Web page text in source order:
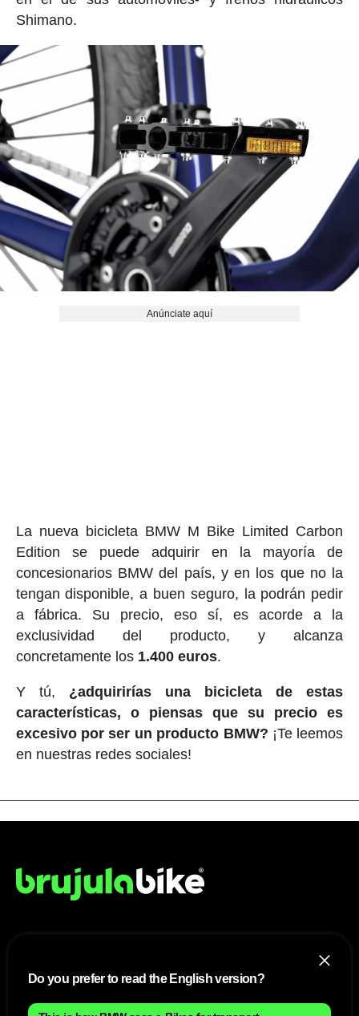
Shimano.
Anúnciate aquí
La nueva bicicleta BMW M Bike Limited Carbon
Edition se puede adquirir en la mayoría de
concesionarios BMW del país, y en los que no la
tengan disponible, a buen seguro, la podrán pedir
a fábrica. Su precio, eso sí, es acorde a la
exclusividad del producto, y alcanza
concretamente los 1.400 euros.
Y tú, ¿adquirirías una bicicleta de estas
características, o piensas que su precio es
excesivo por ser un producto BMW? ¡Te leemos
en nuestras redes sociales!
Mapa del sitio
Anúnciate con nosotros
Do you prefer to read the English version?